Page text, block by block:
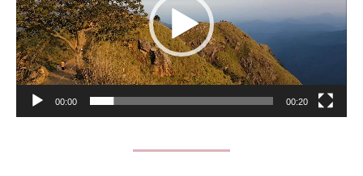
00:00 00:20